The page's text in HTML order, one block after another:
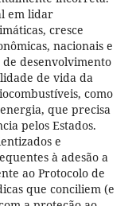
em lidar
cresce
nacionais e
desenvolvimento
de vida da
como
que precisa
pelos Estados.
e
à adesão a
ao Protocolo de
que conciliem (e